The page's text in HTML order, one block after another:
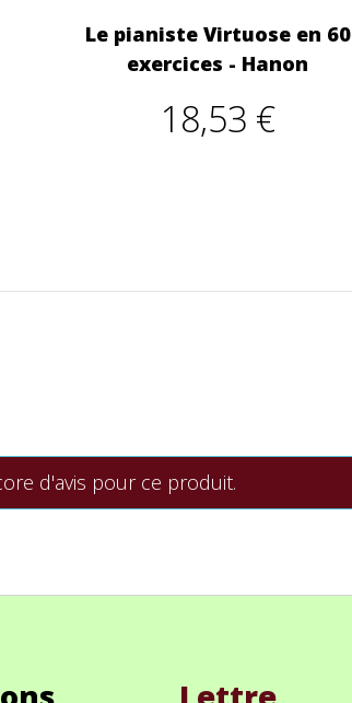
Le pianiste Virtuose en 60
exercices - Hanon
18,53 €
d'avis pour ce produit.